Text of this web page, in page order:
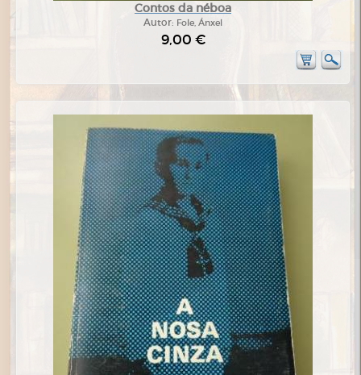
Contos da néboa
Autor: Fole, Ánxel
9,00 €